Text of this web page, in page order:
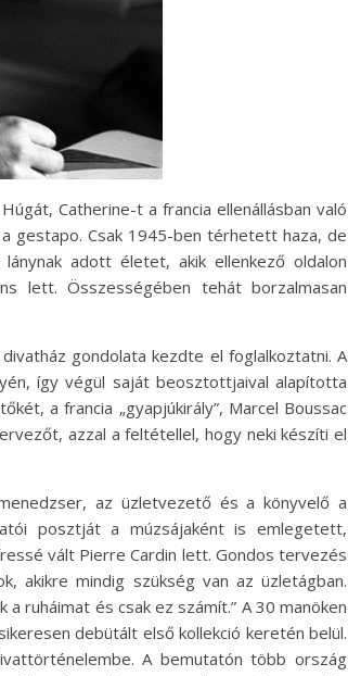
Catherine-t a francia ellenállásban való
gestapo. Csak 1945-ben térhetett haza, de
adott életet, akik ellenkező oldalon
lett. Összességében tehát borzalmasan
gondolata kezdte el foglalkoztatni. A
így végül saját beosztottjaival alapította
a francia „gyapjúkirály”, Marcel Boussac
azzal a feltétellel, hogy neki készíti el
az üzletvezető és a könyvelő a
posztját a múzsájaként is emlegetett,
vált Pierre Cardin lett. Gondos tervezés
akikre mindig szükség van az üzletágban.
ruháimat és csak ez számít.” A 30 manöken
debütált első kollekció keretén belül.
A bemutatón több ország